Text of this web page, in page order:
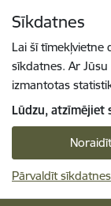
Sīkdatnes
Lai šī tīmekļvietne
sīkdatnes. Ar
izmantotas
Lūdzu, atzīmējiet
Noraidīt
Pārvaldīt sīkdatnes